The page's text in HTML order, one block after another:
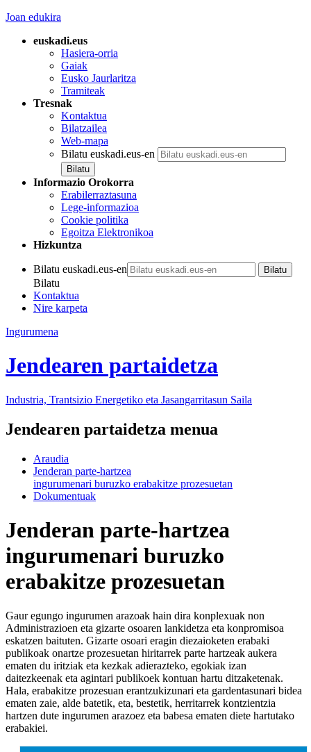
Joan edukira
euskadi.eus
Hasiera-orria
Gaiak
Eusko Jaurlaritza
Tramiteak
Tresnak
Kontaktua
Bilatzailea
Web-mapa
Bilatu euskadi.eus-en
Informazio Orokorra
Erabilerraztasuna
Lege-informazioa
Cookie politika
Egoitza Elektronikoa
Hizkuntza
Bilatu euskadi.eus-en
Bilatu
Kontaktua
Nire karpeta
Ingurumena
Jendearen partaidetza
Industria, Trantsizio Energetiko eta Jasangarritasun Saila
Jendearen partaidetza menua
Araudia
Jenderan parte-hartzea
ingurumenari buruzko erabakitze prozesuetan
Dokumentuak
Jenderan parte-hartzea
ingurumenari buruzko
erabakitze prozesuetan
Gaur egungo ingurumen arazoak hain dira konplexuak non
Administrazioen eta gizarte osoaren lankidetza eta konpromisoa
eskatzen baituten. Gizarte osoari eragin diezaioketen erabaki
publikoak onartze prozesuetan hiritarrek parte hartzeak aukera
ematen du iritziak eta kezkak adierazteko, egokiak izan
daitezkeenak eta agintari publikoek kontuan hartu ditzaketenak.
Hala, erabakitze prozesuan erantzukizunari eta gardentasunari bidea
ematen zaie, alde batetik, eta, bestetik, herritarrek kontzientzia
hartzen dute ingurumen arazoez eta babesa ematen diete hartutako
erabakiei.